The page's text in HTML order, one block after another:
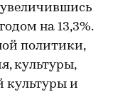
на 13,3%.
политики,
культуры,
культуры и